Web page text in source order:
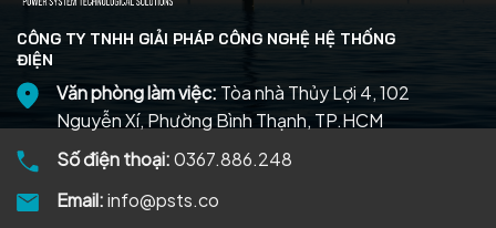
CÔNG TY TNHH GIẢI PHÁP CÔNG NGHỆ HỆ THỐNG
ĐIỆN
Văn phòng làm việc: Tòa nhà Thủy Lợi 4, 102
Nguyễn Xí, Phường Bình Thạnh, TP.HCM
Số điện thoại:0367.886.248
Email:info@psts.co